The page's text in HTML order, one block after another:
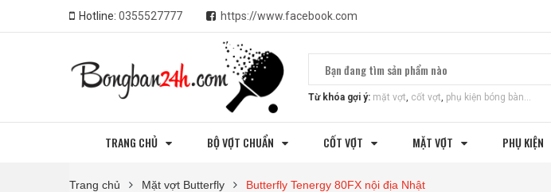
Hotline: 0355527777 https://www.facebook.com
Từ khóa gợi ý: mặt vợt, cốt vợt, phụ kiện bóng bàn...
TRANG CHỦ BỘ VỢT CHUẨN CỐT VỢT MẶT VỢT PHỤ KIỆN
Trang chủ Mặt vợt Butterfly Butterfly Tenergy 80FX nội địa Nhật